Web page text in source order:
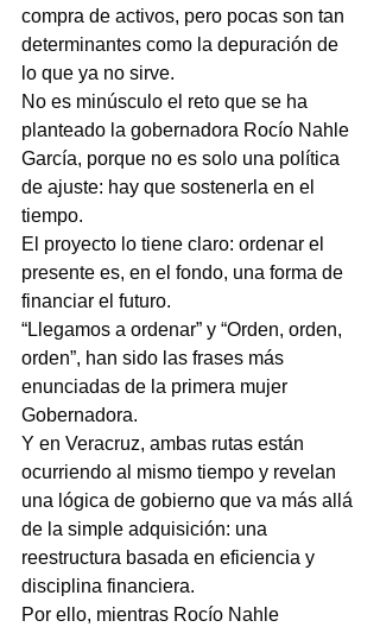
compra de activos, pero pocas son tan
determinantes como la depuración de
lo que ya no sirve.
No es minúsculo el reto que se ha
planteado la gobernadora Rocío Nahle
García, porque no es solo una política
de ajuste: hay que sostenerla en el
tiempo.
El proyecto lo tiene claro: ordenar el
presente es, en el fondo, una forma de
financiar el futuro.
“Llegamos a ordenar” y “Orden, orden,
orden”, han sido las frases más
enunciadas de la primera mujer
Gobernadora.
Y en Veracruz, ambas rutas están
ocurriendo al mismo tiempo y revelan
una lógica de gobierno que va más allá
de la simple adquisición: una
reestructura basada en eficiencia y
disciplina financiera.
Por ello, mientras Rocío Nahle